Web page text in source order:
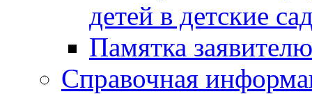
детей в детские
Памятка заявителю
Справочная